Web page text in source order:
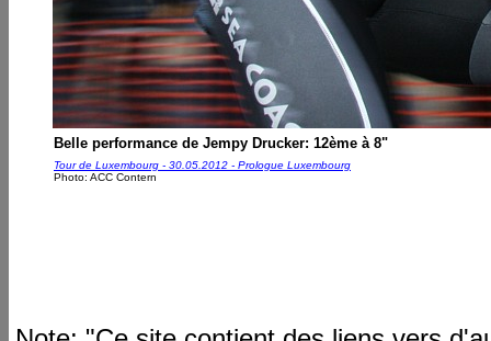
Belle performance de Jempy Drucker: 12ème à 8"
Tour de Luxembourg - 30.05.2012 - Prologue Luxembourg
Photo: ACC Contern